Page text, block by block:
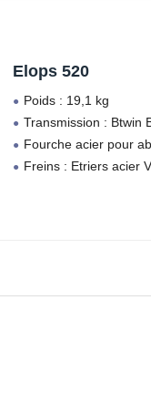
Elops 520
Poids : 19,1 kg
Transmission : Btwin
Fourche acier pour
Freins : Etriers acier